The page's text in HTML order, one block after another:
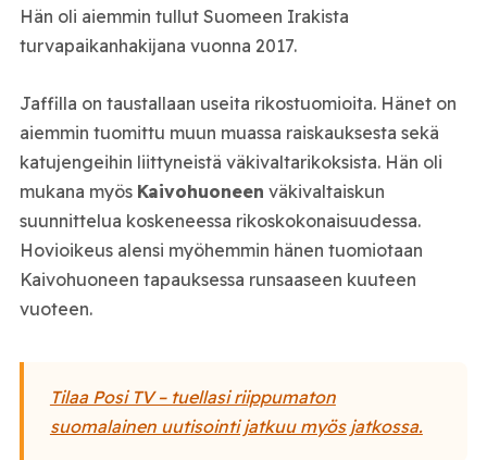
Hän oli aiemmin tullut Suomeen Irakista
turvapaikanhakijana vuonna 2017.
Jaffilla on taustallaan useita rikostuomioita. Hänet on
aiemmin tuomittu muun muassa raiskauksesta sekä
katujengeihin liittyneistä väkivaltarikoksista. Hän oli
mukana myös Kaivohuoneen väkivaltaiskun
suunnittelua koskeneessa rikoskokonaisuudessa.
Hovioikeus alensi myöhemmin hänen tuomiotaan
Kaivohuoneen tapauksessa runsaaseen kuuteen
vuoteen.
Tilaa Posi TV – tuellasi riippumaton
suomalainen uutisointi jatkuu myös jatkossa.